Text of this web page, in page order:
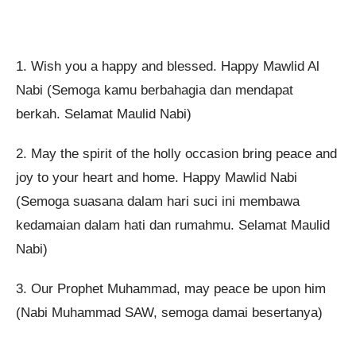
1. Wish you a happy and blessed. Happy Mawlid Al
Nabi (Semoga kamu berbahagia dan mendapat
berkah. Selamat Maulid Nabi)
2. May the spirit of the holly occasion bring peace and
joy to your heart and home. Happy Mawlid Nabi
(Semoga suasana dalam hari suci ini membawa
kedamaian dalam hati dan rumahmu. Selamat Maulid
Nabi)
3. Our Prophet Muhammad, may peace be upon him
(Nabi Muhammad SAW, semoga damai besertanya)